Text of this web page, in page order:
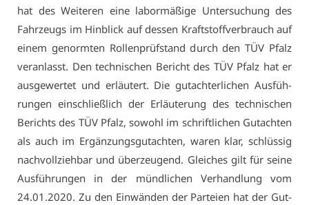
hat des Wei­te­ren ei­ne la­bor­mä­ßi­ge Un­ter­su­chung des
Fahr­zeugs im Hin­blick auf des­sen Kraft­stoff­ver­brauch auf
ei­nem ge­norm­ten Rol­len­prüf­stand durch den TÜV Pfalz
ver­an­lasst. Den tech­ni­schen Be­richt des TÜV Pfalz hat er
aus­ge­wer­tet und er­läu­tert. Die gut­ach­ter­li­chen Aus­füh­
run­gen ein­schließ­lich der Er­läu­te­rung des tech­ni­schen
Be­richts des TÜV Pfalz, so­wohl im schrift­li­chen Gut­ach­ten
als auch im Er­gän­zungs­gut­ach­ten, wa­ren klar, schlüs­sig
nach­voll­zieh­bar und über­zeu­gend. Glei­ches gilt für sei­ne
Aus­füh­run­gen in der münd­li­chen Ver­hand­lung vom
24.01.2020. Zu den Ein­wän­den der Par­tei­en hat der Gut­